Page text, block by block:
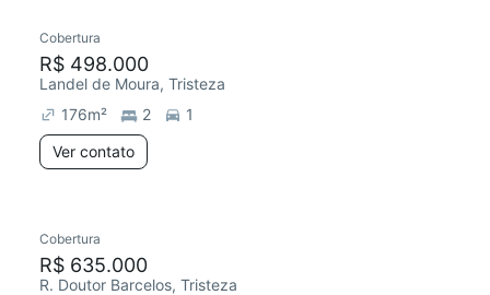
Chegou este mês
Cobertura
R$ 498.000
Landel de Moura, Tristeza
176m² 2
1
Ver contato
Redecorar
Cobertura
R$ 635.000
R. Doutor Barcelos, Tristeza